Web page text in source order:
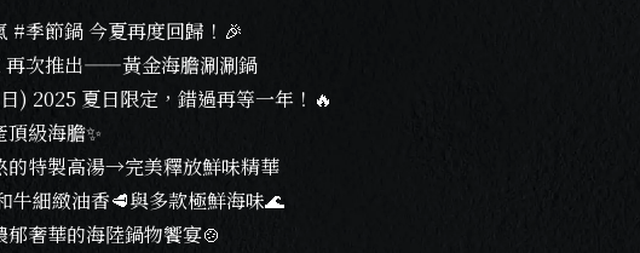
最新情報
聯絡我們CONTACT US
#季節鍋 今夏再度回歸！🎉
再次推出——黃金海膽涮涮鍋
) 2025 夏日限定，錯過再等一年！🔥
級海膽✨
的特製高湯→完美釋放鮮味精華
牛細緻油香🥩與多款極鮮海味🌊
郁奢華的海陸鍋物饗宴🍲